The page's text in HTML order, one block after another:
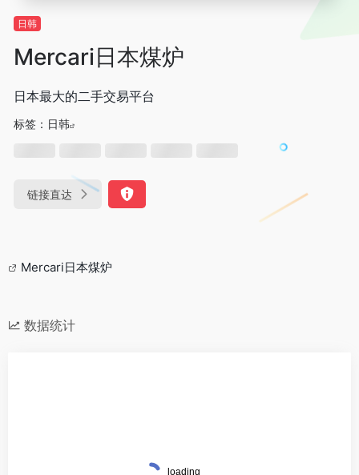
日韩
Mercari日本煤炉
日本最大的二手交易平台
标签： 日韩
链接直达
Mercari日本煤炉
数据统计